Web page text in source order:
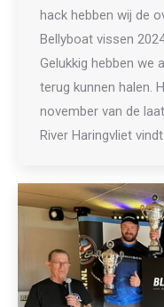
hack hebben wij de
Bellyboat vissen
Gelukkig hebben we
terug kunnen halen.
november van de
River Haringvliet